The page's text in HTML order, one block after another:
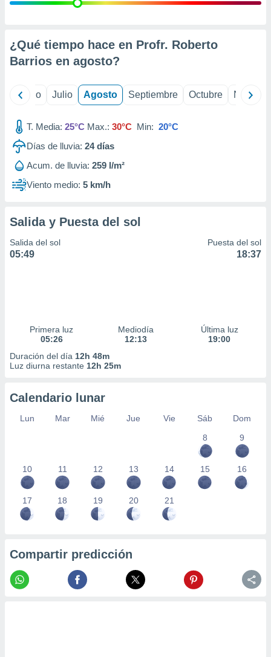
e
mediante
de
1199
¿Qué tiempo hace en Profr. Roberto
Barrios en agosto?
Junio Julio Agosto Septiembre Octubre
T. Media: 25°C Max.: 30°C Min: 20°C
Días de lluvia: 24días
Acum. de lluvia: 259 l/m²
Viento medio: 5 km/h
Salida y Puesta del sol
Salida del sol
05:49
Puesta del sol
18:37
Primera luz
05:26
Mediodía
12:13
Última luz
19:00
Duración del día 12h 48m
Luz diurna restante 12h 25m
Calendario lunar
Lun Mar Mié Jue Vie Sáb
Dom
8
9
10 11 12 13 14 15 16
17 18 19 20 21
Compartir predicción